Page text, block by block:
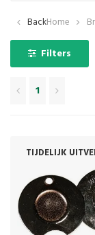
BackHome
Filters
1
TIJDELIJK